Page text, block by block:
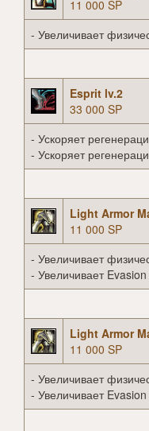
11 000 SP
- Увеличивает
Esprit lv.2
33 000 SP
- Ускоряет
- Ускоряет
Light Armor
11 000 SP
- Увеличивает
- Увеличивает
Light Armor
11 000 SP
- Увеличивает
- Увеличивает